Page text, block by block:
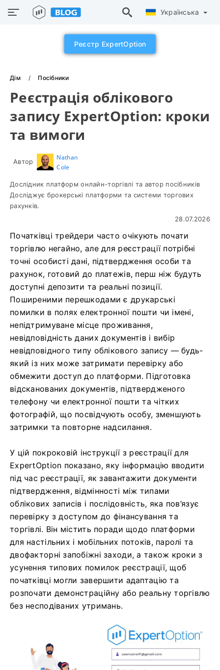
Українська
Реєстр ExpertOption
Дім Посібники
Реєстрація облікового
запису ExpertOption: кроки
та вимоги
Автор
Nathan
Cole
Дослідник платформ онлайн-торгівлі та автор посібників
Досліджує брокерські платформи та системи торгових
рахунків.
28.07.2026
Початківці трейдери часто очікують почати
торгівлю негайно, але для реєстрації потрібні
точні особисті дані, підтвердження особи та
рахунок, готовий до платежів, перш ніж будуть
доступні депозити та реальні позиції.
Поширеними перешкодами є друкарські
помилки в полях електронної пошти чи імені,
непідтримуване місце проживання,
невідповідність даних документів і вибір
невідповідного типу облікового запису — будь-
який із них може затримати перевірку або
обмежити доступ до платформи. Підготовка
відсканованих документів, підтвердженого
телефону чи електронної пошти та чітких
фотографій, що посвідчують особу, зменшують
затримки та повторне надсилання.
У цій покроковій інструкції з реєстрації для
ExpertOption показано, яку інформацію вводити
під час реєстрації, як завантажити документи
підтвердження, відмінності між типами
облікових записів і послідовність, яка пов’язує
перевірку з доступом до фінансування та
торгівлі. Він містить поради щодо платформи
для настільних і мобільних потоків, паролі та
двофакторні запобіжні заходи, а також кроки з
усунення типових помилок реєстрації, щоб
початківці могли завершити адаптацію та
розпочати демонстраційну або реальну торгівлю
без несподіваних утримань.